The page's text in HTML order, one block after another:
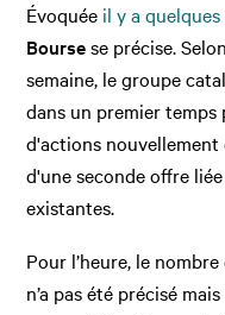
Évoquée il y a
Boursese précise.
semaine, le groupe
dans un premier
d'actions
d'une seconde offre
existantes.
Pour l’heure, le
n’a pas été précisé